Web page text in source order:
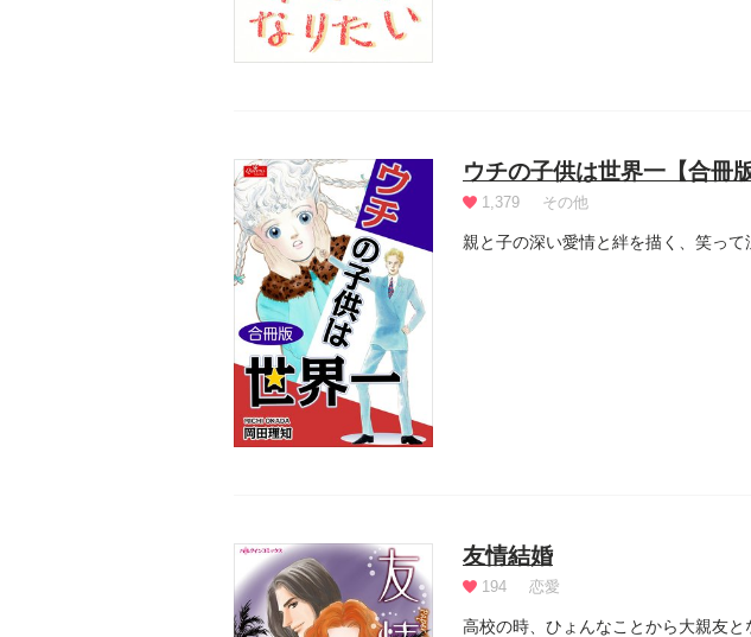
ウチの子供は世界一【合冊版
1,379 その他
親と子の深い愛情と絆を描く、笑っ
友情結婚
194 恋愛
高校の時、ひょんなことから大親友